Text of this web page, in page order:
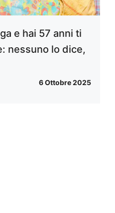
e hai 57 anni ti
nessuno lo dice,
6 Ottobre 2025